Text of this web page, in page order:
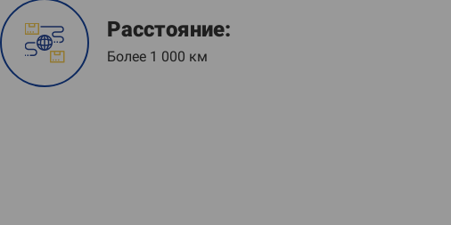
Расстояние:
Более 1 000 км